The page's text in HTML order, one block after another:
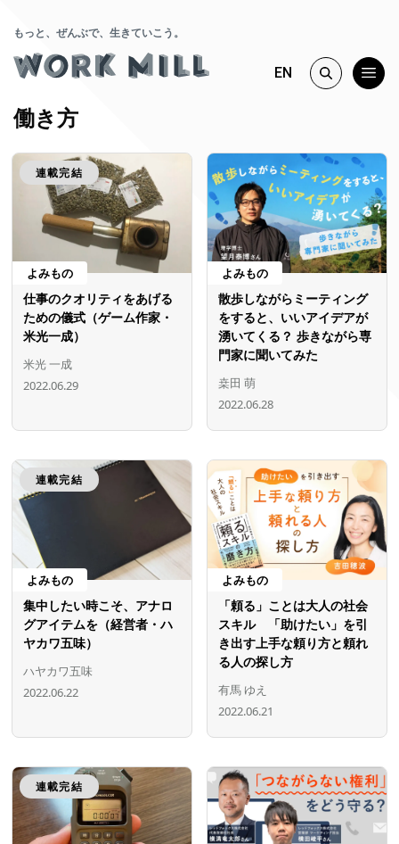
もっと、ぜんぶで、生きていこう。
EN
働き方
連載完結
よみもの
仕事のクオリティをあげる
ための儀式（ゲーム作家・
米光一成）
米光 一成
2022.06.29
よみもの
散歩しながらミーティング
をすると、いいアイデアが
湧いてくる？ 歩きながら専
門家に聞いてみた
桒田 萌
2022.06.28
連載完結
よみもの
集中したい時こそ、アナロ
グアイテムを（経営者・ハ
ヤカワ五味）
ハヤカワ五味
2022.06.22
よみもの
「頼る」ことは大人の社会
スキル 「助けたい」を引
き出す上手な頼り方と頼れ
る人の探し方
有馬 ゆえ
2022.06.21
連載完結